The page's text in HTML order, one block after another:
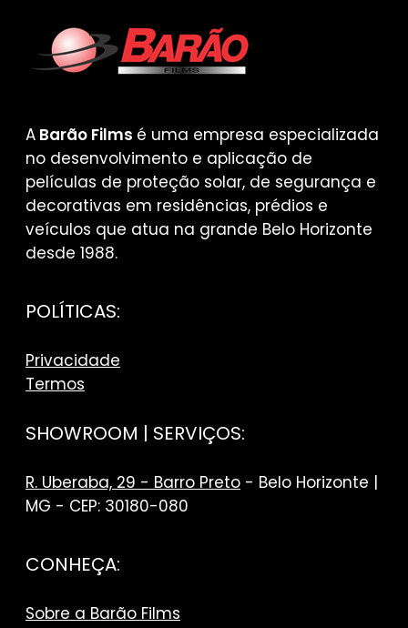
A Barão Films é uma empresa especializada
no desenvolvimento e aplicação de
películas de proteção solar, de segurança e
decorativas em residências, prédios e
veículos que atua na grande Belo Horizonte
desde 1988.
POLÍTICAS:
Privacidade
Termos
SHOWROOM | SERVIÇOS:
R. Uberaba, 29 - Barro Preto - Belo Horizonte |
MG - CEP: 30180-080
CONHEÇA:
Sobre a Barão Films